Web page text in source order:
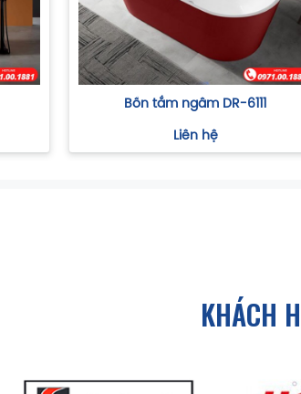
Bồn tắm ngâm DR-6111
Liên hệ
KHÁCH